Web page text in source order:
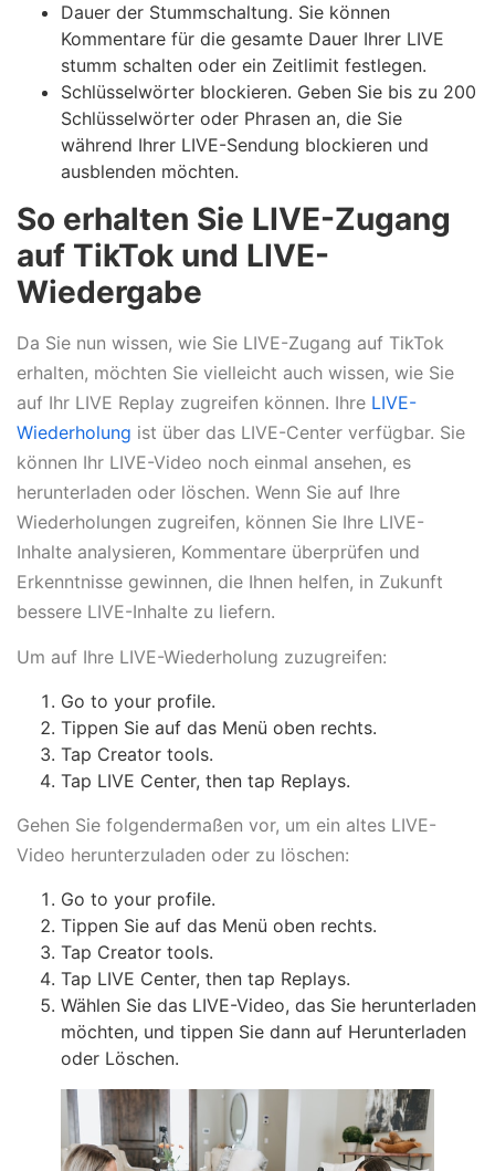
Dauer der Stummschaltung. Sie können
Kommentare für die gesamte Dauer Ihrer LIVE
stumm schalten oder ein Zeitlimit festlegen.
Schlüsselwörter blockieren. Geben Sie bis zu 200
Schlüsselwörter oder Phrasen an, die Sie
während Ihrer LIVE-Sendung blockieren und
ausblenden möchten.
So erhalten Sie LIVE-Zugang
auf TikTok und LIVE-
Wiedergabe
Da Sie nun wissen, wie Sie LIVE-Zugang auf TikTok
erhalten, möchten Sie vielleicht auch wissen, wie Sie
auf Ihr LIVE Replay zugreifen können. Ihre LIVE-
Wiederholung ist über das LIVE-Center verfügbar. Sie
können Ihr LIVE-Video noch einmal ansehen, es
herunterladen oder löschen. Wenn Sie auf Ihre
Wiederholungen zugreifen, können Sie Ihre LIVE-
Inhalte analysieren, Kommentare überprüfen und
Erkenntnisse gewinnen, die Ihnen helfen, in Zukunft
bessere LIVE-Inhalte zu liefern.
Um auf Ihre LIVE-Wiederholung zuzugreifen:
Go to your profile.
Tippen Sie auf das Menü oben rechts.
Tap Creator tools.
Tap LIVE Center, then tap Replays.
Gehen Sie folgendermaßen vor, um ein altes LIVE-
Video herunterzuladen oder zu löschen:
Go to your profile.
Tippen Sie auf das Menü oben rechts.
Tap Creator tools.
Tap LIVE Center, then tap Replays.
Wählen Sie das LIVE-Video, das Sie herunterladen
möchten, und tippen Sie dann auf Herunterladen
oder Löschen.